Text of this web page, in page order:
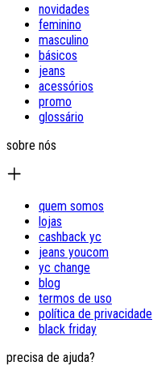
novidades
feminino
masculino
básicos
jeans
acessórios
promo
glossário
sobre nós
quem somos
lojas
cashback yc
jeans youcom
yc change
blog
termos de uso
política de privacidade
black friday
precisa de ajuda?